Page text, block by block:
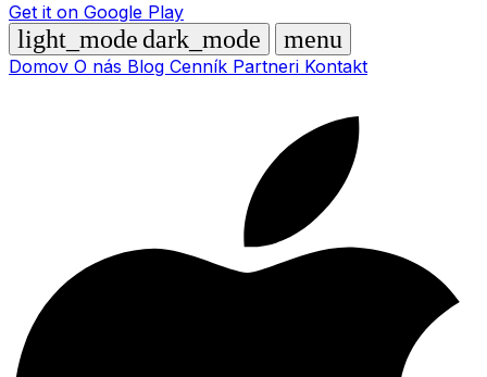
Get it on Google Play
light_modedark_mode menu
Domov O nás Blog Cenník Partneri Kontakt